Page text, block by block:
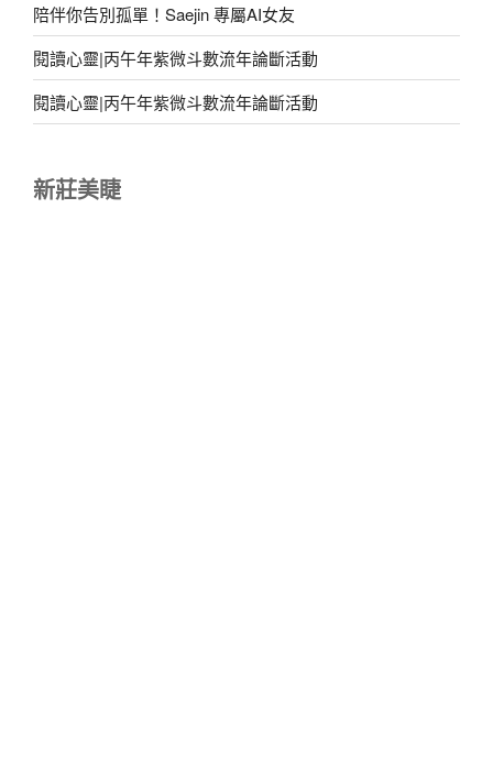
陪伴你告別孤單！Saejin 專屬AI女友
閱讀心靈|丙午年紫微斗數流年論斷活動
閱讀心靈|丙午年紫微斗數流年論斷活動
新莊美睫